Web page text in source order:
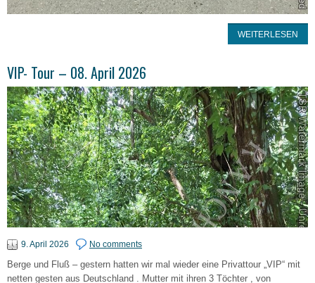
WEITERLESEN
VIP- Tour – 08. April 2026
9. April 2026 No comments
Berge und Fluß – gestern hatten wir mal wieder eine Privattour „VIP“ mit
netten gesten aus Deutschland . Mutter mit ihren 3 Töchter , von